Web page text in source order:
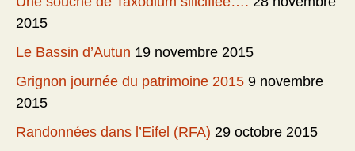
2015
Le Bassin d’Autun 19 novembre 2015
Grignon journée du patrimoine 2015 9 novembre
2015
Randonnées dans l’Eifel (RFA) 29 octobre 2015